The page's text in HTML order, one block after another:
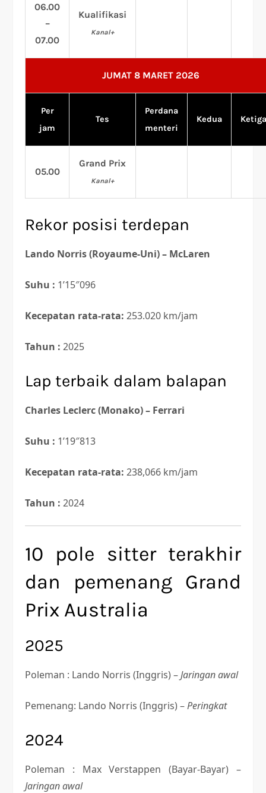
06.00
–
07.00
Kualifikasi
Kanal+
JUMAT 8 MARET 2026
Per
jam
Tes
Perdana
menteri
Kedua
05.00
Grand Prix
Kanal+
Rekor posisi terdepan
Lando Norris (Royaume-Uni) – McLaren
Suhu : 1’15″096
Kecepatan rata-rata: 253.020 km/jam
Tahun : 2025
Lap terbaik dalam balapan
Charles Leclerc (Monako) – Ferrari
Suhu : 1’19″813
Kecepatan rata-rata: 238,066 km/jam
Tahun : 2024
10 pole sitter terakhir
dan pemenang Grand
Prix Australia
2025
Poleman : Lando Norris (Inggris) –Jaringan awal
Pemenang: Lando Norris (Inggris) –Peringkat
2024
Poleman : Max Verstappen (Bayar-Bayar) –
Jaringan awal